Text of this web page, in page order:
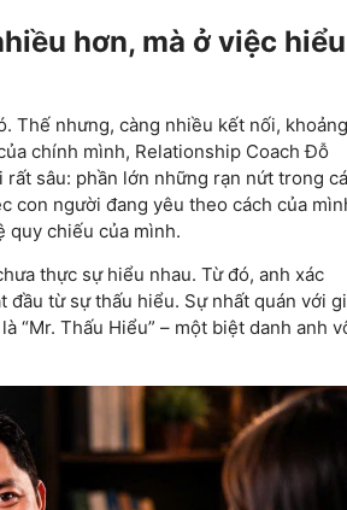
hơn, mà ở việc hiểu
Thế nhưng, càng nhiều kết nối, khoảng
chính mình, Relationship Coach Đỗ
sâu: phần lớn những rạn nứt trong
con người đang yêu theo cách của
quy chiếu của mình.
thực sự hiểu nhau. Từ đó, anh xác
từ sự thấu hiểu. Sự nhất quán với
“Mr. Thấu Hiểu” – một biệt danh anh